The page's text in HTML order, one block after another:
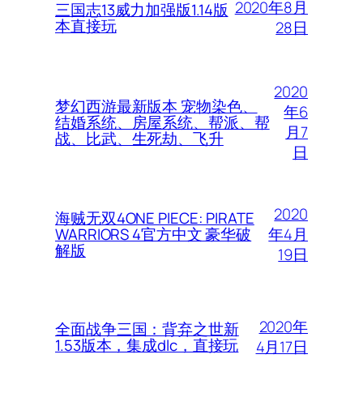
三国志13威力加强版1.14版
本直接玩
2020年8月
28日
梦幻西游最新版本 宠物染色、
结婚系统、房屋系统、帮派、帮
战、比武、生死劫、飞升
2020
年6
月7
日
海贼无双4ONE PIECE: PIRATE
WARRIORS 4官方中文 豪华破
解版
2020
年4月
19日
全面战争三国：背弃之世新
1.53版本，集成dlc，直接玩
2020年
4月17日